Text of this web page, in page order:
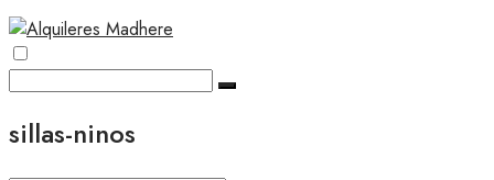
sillas-ninos